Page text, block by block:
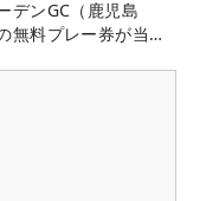
デンGC（鹿児島
無料プレー券が当た